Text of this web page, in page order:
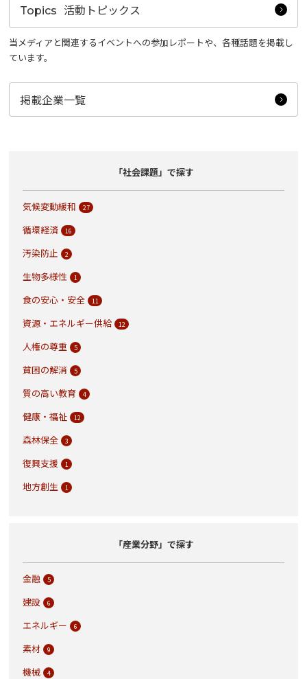
Topics 活動トピックス
当メディアと関連するイベントへの参加レポートや、各種話題を掲載し
ています。
掲載企業一覧
「社会課題」で探す
気候変動緩和 27
循環経済 16
汚染防止 2
生物多様性 1
食の安心・安全 11
資源・エネルギー供給 12
人権の尊重 5
貧困の解消 5
質の高い教育 4
健康・福祉 12
森林保全 3
復興支援 1
地方創生 1
「産業分野」で探す
金融 5
建設 6
エネルギー 6
素材 9
機械 4